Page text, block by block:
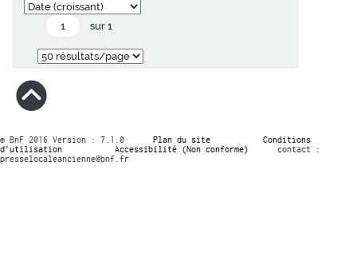
sur 1
© BnF 2016 Version : 7.1.0 Plan du site
Conditions
d’utilisation
Accessibilité (Non conforme)
contact :
presselocaleancienne@bnf.fr